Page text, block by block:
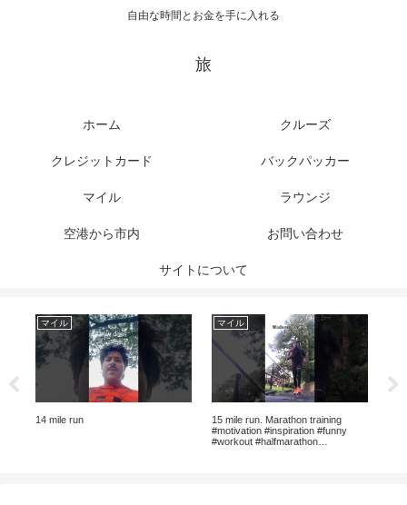
自由な時間とお金を手に入れる
旅
ホーム クルーズ
クレジットカード バックパッカー
マイル ラウンジ
空港から市内 お問い合わせ
サイトについて
マイル
14 mile run
マイル
15 mile run. Marathon training
#motivation #inspiration #funny
#workout #halfmarathon